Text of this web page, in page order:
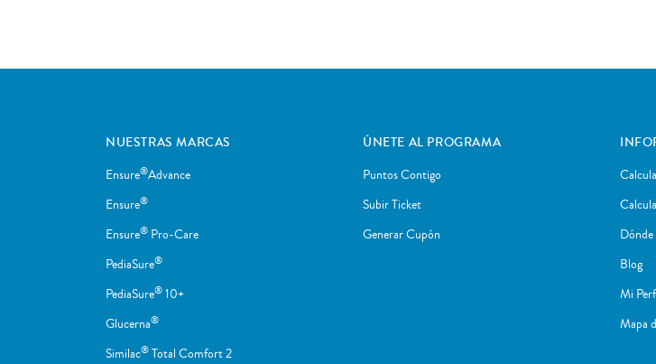
NUESTRAS MARCAS
Ensure®Advance
Ensure®
Ensure® Pro-Care
PediaSure®
PediaSure® 10+
Glucerna®
Similac® Total Comfort 2
ÚNETE AL PROGRAMA
Puntos Contigo
Subir Ticket
Generar Cupón
Blog
Mi
Mapa